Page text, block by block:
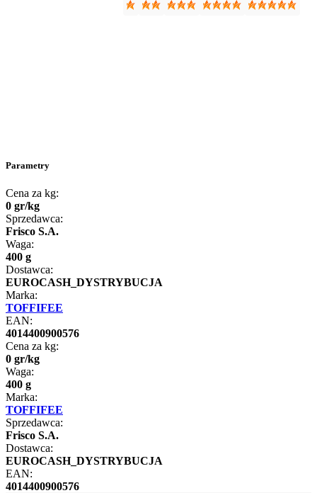
Parametry
Cena za kg:
0 gr/kg
Sprzedawca:
Frisco S.A.
Waga:
400 g
Dostawca:
EUROCASH_DYSTRYBUCJA
Marka:
TOFFIFEE
EAN:
4014400900576
Cena za kg:
0 gr/kg
Waga:
400 g
Marka:
TOFFIFEE
Sprzedawca:
Frisco S.A.
Dostawca:
EUROCASH_DYSTRYBUCJA
EAN:
4014400900576